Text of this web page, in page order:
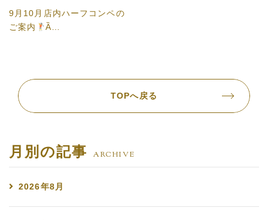
9月10月店内ハーフコンペの
ご案内
Ȁ…
TOPへ戻る
月別の記事 ARCHIVE
2026年8月